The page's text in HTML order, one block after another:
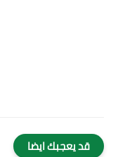
قد يعجبك ايضا